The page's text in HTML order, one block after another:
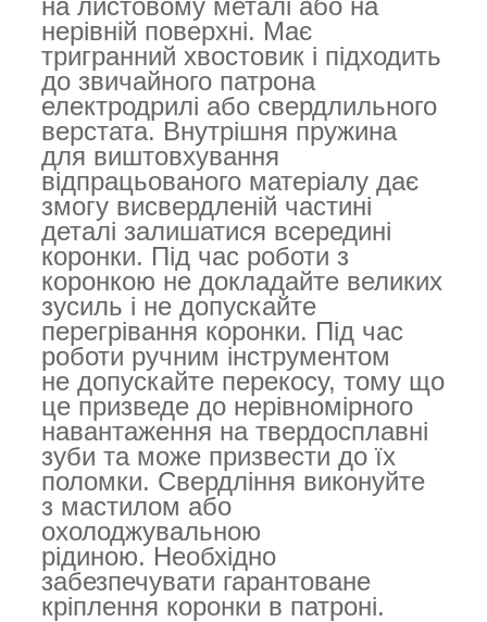
нерівній поверхні. Має
тригранний хвостовик і підходить
до звичайного патрона
електродрилі або свердлильного
верстата. Внутрішня пружина
для виштовхування
відпрацьованого матеріалу дає
змогу висвердленій частині
деталі залишатися всередині
коронки. Під час роботи з
коронкою не докладайте великих
зусиль і не допускайте
перегрівання коронки. Під час
роботи ручним інструментом
не допускайте перекосу, тому що
це призведе до нерівномірного
навантаження на твердосплавні
зуби та може призвести до їх
поломки. Свердління виконуйте
з мастилом або
охолоджувальною
рідиною. Необхідно
забезпечувати гарантоване
кріплення коронки в патроні.